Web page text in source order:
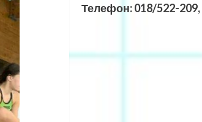
Телефон: 018/522-209,